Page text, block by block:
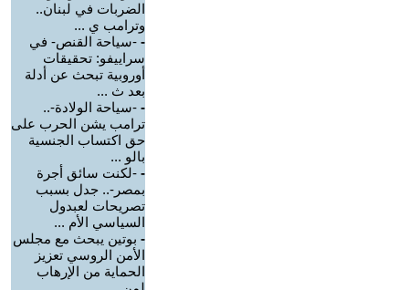
الضربات في لبنان..
وترامب ي ...
- -سياحة القنص- في
سراييفو: تحقيقات
أوروبية تبحث عن أدلة
بعد ث ...
- -سياحة الولادة-..
ترامب يشن الحرب على
حق اكتساب الجنسية
بالو ...
- -لكنت سائق أجرة
بمصر-.. جدل بسبب
تصريحات لعبدول
السياسي الأم ...
- بوتين يبحث مع مجلس
الأمن الروسي تعزيز
الحماية من الإرهاب